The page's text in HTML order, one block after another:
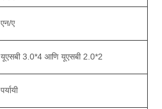
एन/ए
यूएसबी 3.0*4 आणि यूएसबी 2.0*2
पर्यायी